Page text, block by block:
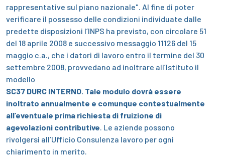
rappresentative sul piano nazionale". Al fine di poter
verificare il possesso delle condizioni individuate dalle
predette disposizioni l’INPS ha previsto, con circolare 51
del 18 aprile 2008 e successivo messaggio 11126 del 15
maggio c.a., che i datori di lavoro entro il termine del 30
settembre 2008, provvedano ad inoltrare all’Istituto il
modello
SC37 DURC INTERNO. Tale modulo dovrà essere
inoltrato annualmente e comunque contestualmente
all’eventuale prima richiesta di fruizione di
agevolazioni contributive. Le aziende possono
rivolgersi all’Ufficio Consulenza lavoro per ogni
chiarimento in merito.